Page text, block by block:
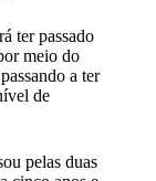
ter passado
meio do
a ter
de
pelas duas